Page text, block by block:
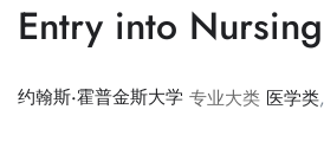
Entry into Nursing
约翰斯·霍普金斯大学 专业大类 医学类,